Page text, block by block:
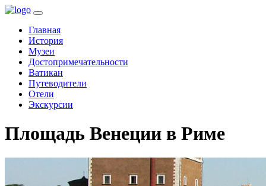
Главная(current)
История
Музеи
Достопримечательности
Ватикан
Путеводители
Отели
Экскурсии
Площадь Венеции в Риме